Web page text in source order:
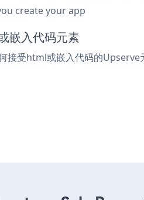
create your app
嵌入代码元素
受html或嵌入代码的